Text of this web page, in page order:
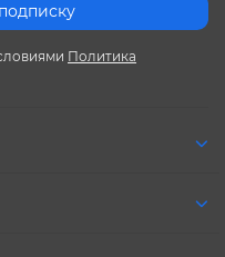
Политика